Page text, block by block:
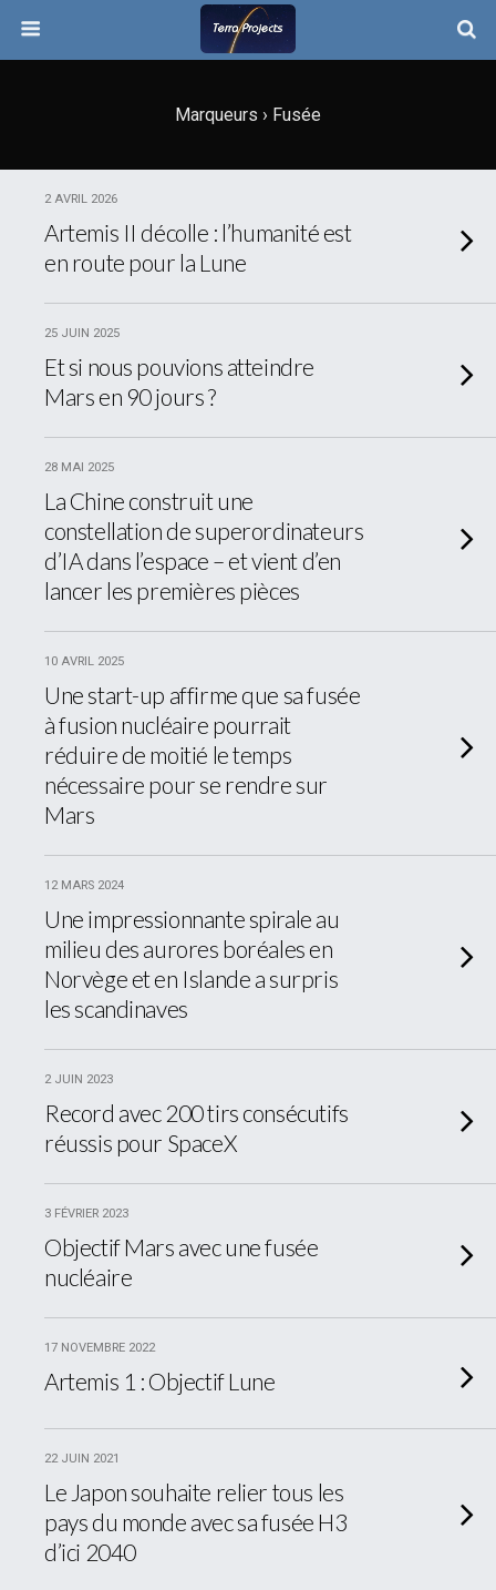
Marqueurs › Fusée
2 AVRIL 2026
Artemis II décolle : l’humanité est
en route pour la Lune
25 JUIN 2025
Et si nous pouvions atteindre
Mars en 90 jours ?
28 MAI 2025
La Chine construit une
constellation de superordinateurs
d’IA dans l’espace – et vient d’en
lancer les premières pièces
10 AVRIL 2025
Une start-up affirme que sa fusée
à fusion nucléaire pourrait
réduire de moitié le temps
nécessaire pour se rendre sur
Mars
12 MARS 2024
Une impressionnante spirale au
milieu des aurores boréales en
Norvège et en Islande a surpris
les scandinaves
2 JUIN 2023
Record avec 200 tirs consécutifs
réussis pour SpaceX
3 FÉVRIER 2023
Objectif Mars avec une fusée
nucléaire
17 NOVEMBRE 2022
Artemis 1 : Objectif Lune
22 JUIN 2021
Le Japon souhaite relier tous les
pays du monde avec sa fusée H3
d’ici 2040